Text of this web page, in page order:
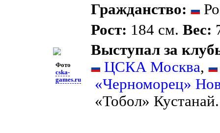
Фото
cska-
games.ru
Гражданство:
Рост: 184 см. Вес:
Выступал за
ЦСКА Москва,
«Черноморец»
«Тобол» Кустанай.